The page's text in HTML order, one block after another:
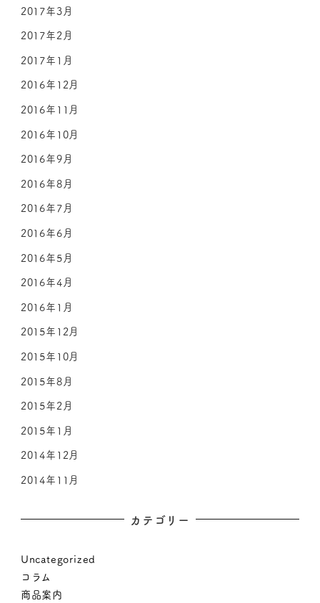
2017年3月
2017年2月
2017年1月
2016年12月
2016年11月
2016年10月
2016年9月
2016年8月
2016年7月
2016年6月
2016年5月
2016年4月
2016年1月
2015年12月
2015年10月
2015年8月
2015年2月
2015年1月
2014年12月
2014年11月
カテゴリー
Uncategorized
コラム
商品案内